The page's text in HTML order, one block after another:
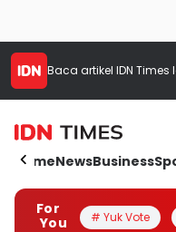
Baca artikel IDN Times
HomeNewsBusiness
For
You
# Yuk Vote